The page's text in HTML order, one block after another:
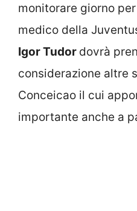
monitorare giorno
medico della
Igor Tudor dovrà
considerazione altre
Conceicao il cui
importante anche a